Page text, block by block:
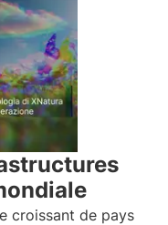
croissant de pays